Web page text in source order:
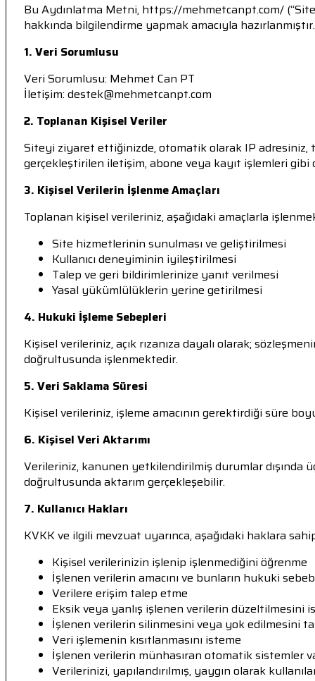
Bu Aydınlatma Metni, https://mehmetcanpt.com/
hakkında bilgilendirme yapmak amacıyla hazırlanmıştır.
1. Veri Sorumlusu
Veri Sorumlusu: Mehmet Can PT
İletişim: destek@mehmetcanpt.com
2. Toplanan Kişisel Veriler
Siteyi ziyaret ettiğinizde, otomatik olarak IP adresiniz,
gerçekleştirilen iletişim, abone veya kayıt işlemleri gibi
3. Kişisel Verilerin İşlenme Amaçları
Toplanan kişisel verileriniz, aşağıdaki amaçlarla
Site hizmetlerinin sunulması ve geliştirilmesi
Kullanıcı deneyiminin iyileştirilmesi
Talep ve geri bildirimlerinize yanıt verilmesi
Yasal yükümlülüklerin yerine getirilmesi
4. Hukuki İşleme Sebepleri
Kişisel verileriniz, açık rızanıza dayalı olarak;
doğrultusunda işlenmektedir.
5. Veri Saklama Süresi
Kişisel verileriniz, işleme amacının gerektirdiği süre
6. Kişisel Veri Aktarımı
Verileriniz, kanunen yetkilendirilmiş durumlar dışında
doğrultusunda aktarım gerçekleşebilir.
7. Kullanıcı Hakları
KVKK ve ilgili mevzuat uyarınca, aşağıdaki haklara
Kişisel verilerinizin işlenip işlenmediğini öğrenme
İşlenen verilerin amacını ve bunların hukuki
Verilere erişim talep etme
Eksik veya yanlış işlenen verilerin düzeltilmesini
İşlenen verilerin silinmesini veya yok edilmesini
Veri işlemenin kısıtlanmasını isteme
İşlenen verilerin münhasıran otomatik sistemler
Verilerinizi, yapılandırılmış, yaygın olarak